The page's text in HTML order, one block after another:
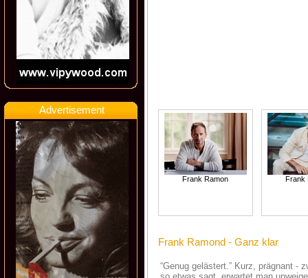
Advertisement
Frank Ramon Frank
Frank Ramond - Ganz klar
“Genug gelästert.” Kurz, prägnant -